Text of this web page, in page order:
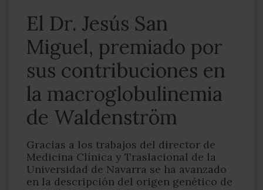
El Dr. Jesús San
Miguel, premiado por
sus contribuciones en
la macroglobulinemia
de Waldenström
Gracias a los trabajos del director de
Medicina Clínica y Traslacional de la
Universidad de Navarra se ha avanzado
en la descripción del origen genético de